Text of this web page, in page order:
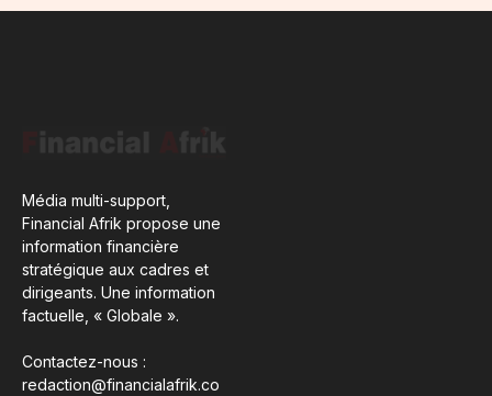
Média multi-support,
Financial Afrik propose une
information financière
stratégique aux cadres et
dirigeants. Une information
factuelle, « Globale ».
Contactez-nous :
redaction@financialafrik.co